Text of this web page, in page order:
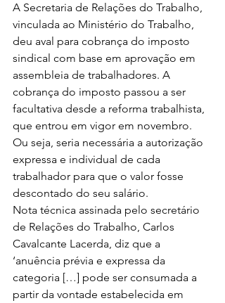
A Secretaria de Relações do Trabalho,
vinculada ao Ministério do Trabalho,
deu aval para cobrança do imposto
sindical com base em aprovação em
assembleia de trabalhadores. A
cobrança do imposto passou a ser
facultativa desde a reforma trabalhista,
que entrou em vigor em novembro.
Ou seja, seria necessária a autorização
expressa e individual de cada
trabalhador para que o valor fosse
descontado do seu salário.
Nota técnica assinada pelo secretário
de Relações do Trabalho, Carlos
Cavalcante Lacerda, diz que a
‘anuência prévia e expressa da
categoria […] pode ser consumada a
partir da vontade estabelecida em